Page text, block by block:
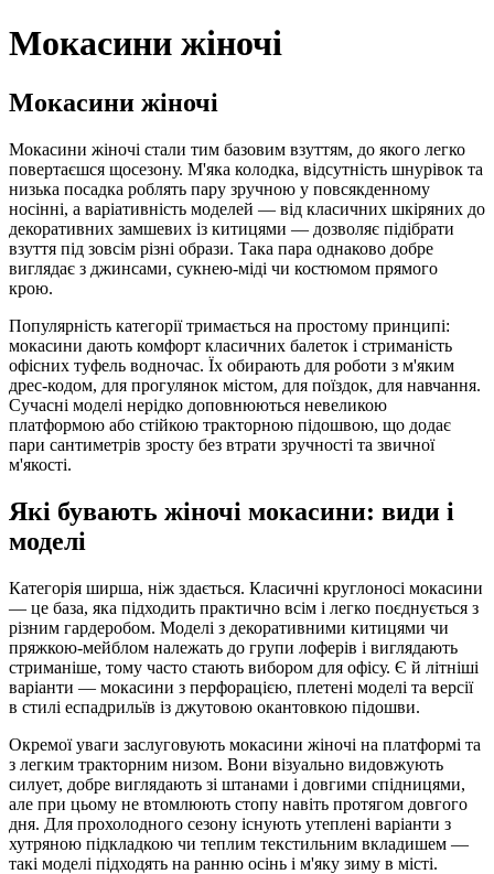
Мокасини жіночі
Мокасини жіночі
Мокасини жіночі стали тим базовим взуттям, до якого легко
повертаєшся щосезону. М'яка колодка, відсутність шнурівок та
низька посадка роблять пару зручною у повсякденному
носінні, а варіативність моделей — від класичних шкіряних до
декоративних замшевих із китицями — дозволяє підібрати
взуття під зовсім різні образи. Така пара однаково добре
виглядає з джинсами, сукнею-міді чи костюмом прямого
крою.
Популярність категорії тримається на простому принципі:
мокасини дають комфорт класичних балеток і стриманість
офісних туфель водночас. Їх обирають для роботи з м'яким
дрес-кодом, для прогулянок містом, для поїздок, для навчання.
Сучасні моделі нерідко доповнюються невеликою
платформою або стійкою тракторною підошвою, що додає
пари сантиметрів зросту без втрати зручності та звичної
м'якості.
Які бувають жіночі мокасини: види і
моделі
Категорія ширша, ніж здається. Класичні круглоносі мокасини
— це база, яка підходить практично всім і легко поєднується з
різним гардеробом. Моделі з декоративними китицями чи
пряжкою-мейблом належать до групи лоферів і виглядають
стриманіше, тому часто стають вибором для офісу. Є й літніші
варіанти — мокасини з перфорацією, плетені моделі та версії
в стилі еспадрильїв із джутовою окантовкою підошви.
Окремої уваги заслуговують мокасини жіночі на платформі та
з легким тракторним низом. Вони візуально видовжують
силует, добре виглядають зі штанами і довгими спідницями,
але при цьому не втомлюють стопу навіть протягом довгого
дня. Для прохолодного сезону існують утеплені варіанти з
хутряною підкладкою чи теплим текстильним вкладишем —
такі моделі підходять на ранню осінь і м'яку зиму в місті.